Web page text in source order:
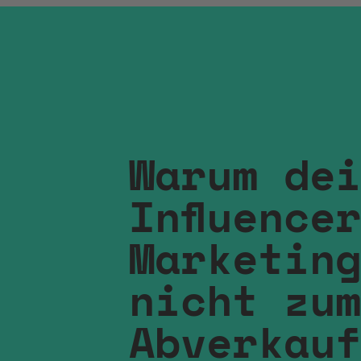
Warum
Marketing
nicht zum
Abverkauf